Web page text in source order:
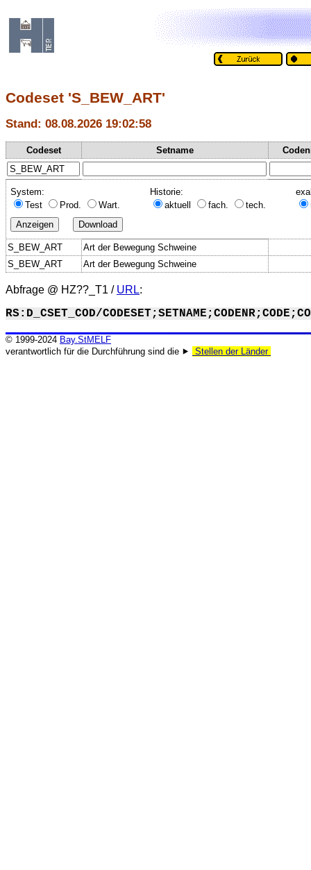
Codeset 'S_BEW_ART'
Stand: 08.08.2026 19:02:58
Codeset Setname
System:
Test
Prod. Wart.
Historie:
aktuell
fach. tech.
S_BEW_ART
Art der Bewegung Schweine
S_BEW_ART
Art der Bewegung Schweine
Abfrage @ HZ??_T1 / URL:
RS:D_CSET_COD/
© 1999-2024 Bay.StMELF
verantwortlich für die Durchführung sind die ⯈
Stellen der Länder